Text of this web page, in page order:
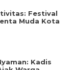
Festival
Muda Kota
Kadis